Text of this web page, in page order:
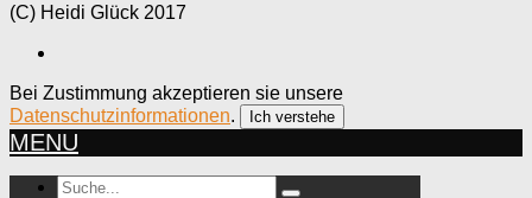
(C) Heidi Glück 2017
Bei Zustimmung akzeptieren sie unsere
Datenschutzinformationen. Ich verstehe
MENU